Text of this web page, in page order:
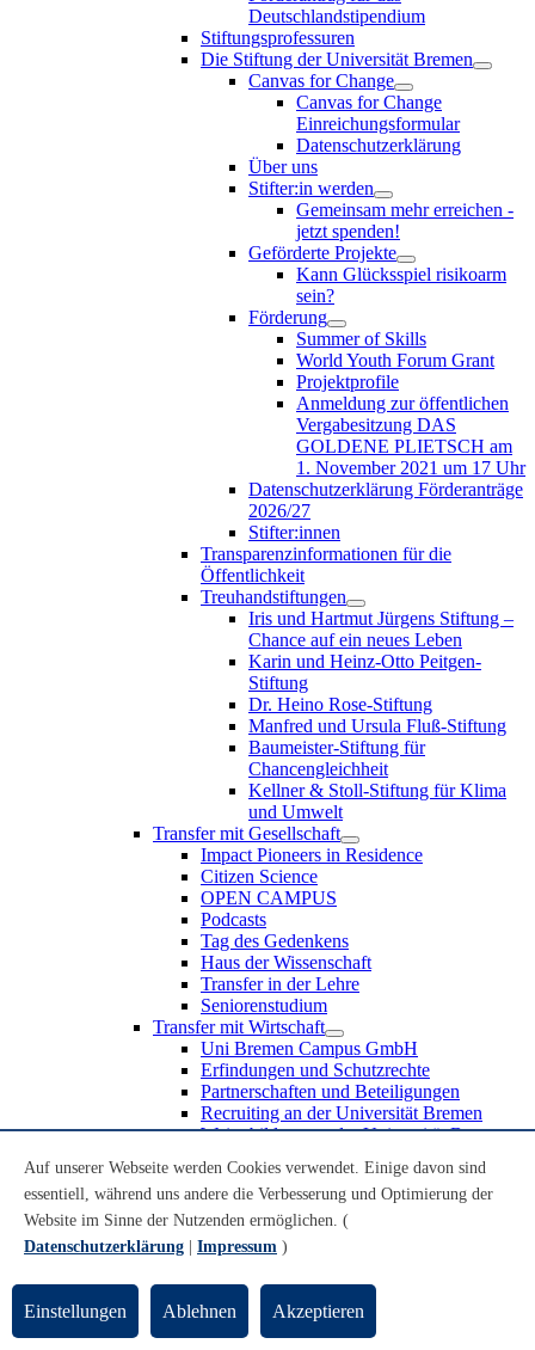
Deutschlandstipendium
Stiftungsprofessuren
Die Stiftung der Universität Bremen
Canvas for Change
Canvas for Change
Einreichungsformular
Datenschutzerklärung
Über uns
Stifter:in werden
Gemeinsam mehr erreichen -
jetzt spenden!
Geförderte Projekte
Kann Glücksspiel risikoarm
sein?
Förderung
Summer of Skills
World Youth Forum Grant
Projektprofile
Anmeldung zur öffentlichen
Vergabesitzung DAS
GOLDENE PLIETSCH am
1. November 2021 um 17 Uhr
Datenschutzerklärung Förderanträge
2026/27
Stifter:innen
Transparenzinformationen für die
Öffentlichkeit
Treuhandstiftungen
Iris und Hartmut Jürgens Stiftung –
Chance auf ein neues Leben
Karin und Heinz-Otto Peitgen-
Stiftung
Dr. Heino Rose-Stiftung
Manfred und Ursula Fluß-Stiftung
Baumeister-Stiftung für
Chancengleichheit
Kellner & Stoll-Stiftung für Klima
und Umwelt
Transfer mit Gesellschaft
Impact Pioneers in Residence
Citizen Science
OPEN CAMPUS
Podcasts
Tag des Gedenkens
Haus der Wissenschaft
Transfer in der Lehre
Seniorenstudium
Transfer mit Wirtschaft
Uni Bremen Campus GmbH
Erfindungen und Schutzrechte
Partnerschaften und Beteiligungen
Recruiting an der Universität Bremen
Weiterbildung an der Universität Bremen
Schülerinnen und Schüler
MINT-Schnupperstudium
Schulklassen
Lehrkräfte
UniTransfer - Servicestelle für Transferaktivitäten
Transfermagazin der Universität Bremen
Auf unserer Webseite werden Cookies verwendet. Einige davon sind
essentiell, während uns andere die Verbesserung und Optimierung der
Website im Sinne der Nutzenden ermöglichen. (
Datenschutzerklärung
Impressum )
Einstellungen Ablehnen Akzeptieren